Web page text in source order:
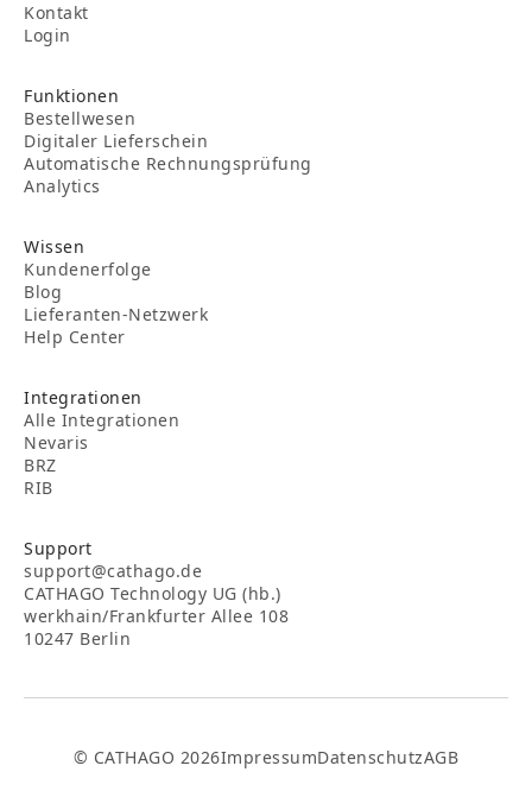
Kontakt
Login
Funktionen
Bestellwesen
Digitaler Lieferschein
Automatische Rechnungsprüfung
Analytics
Wissen
Kundenerfolge
Blog
Lieferanten-Netzwerk
Help Center
Integrationen
Alle Integrationen
Nevaris
BRZ
RIB
Support
support@cathago.de
CATHAGO Technology UG (hb.)
werkhain/Frankfurter Allee 108
10247 Berlin
© CATHAGO 2026ImpressumDatenschutzAGB